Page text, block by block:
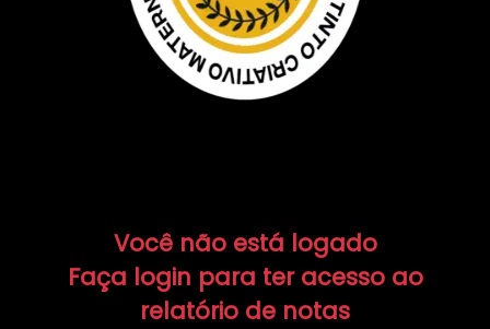
Você não está logado
Faça login para ter acesso ao
relatório de notas